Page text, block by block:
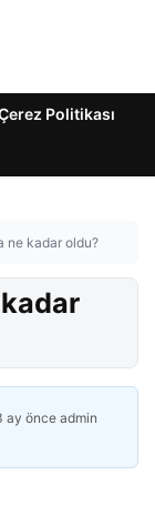
Politikası
ne kadar oldu?
ay önce admin